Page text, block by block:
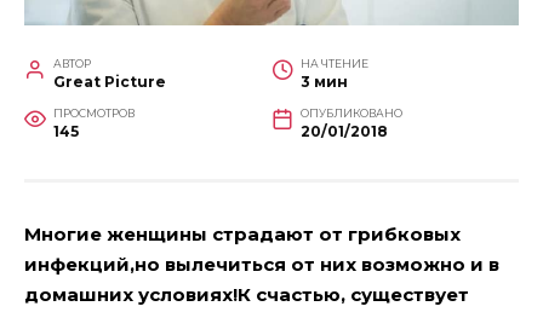
АВТОР
Great Picture
НА ЧТЕНИЕ
3 мин
ПРОСМОТРОВ
145
ОПУБЛИКОВАНО
20/01/2018
Многие женщины страдают от грибковых
инфекций,но вылечиться от них возможно и в
домашних условиях!К счастью, существует